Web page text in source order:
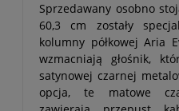
Sprzedawany osobno
60,3 cm zostały
kolumny półkowej Aria
wzmacniają głośnik,
satynowej czarnej
opcja, te matowe